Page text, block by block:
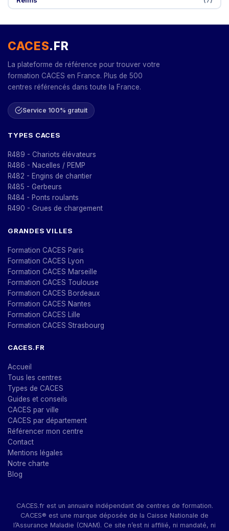
CACES.FR
La plateforme de référence pour trouver votre
formation CACES en France. Plus de 500
centres référencés dans toute la France.
Service 100% gratuit
TYPES CACES
R489 - Chariots élévateurs
R486 - Nacelles / PEMP
R482 - Engins de chantier
R485 - Gerbeurs
R484 - Ponts roulants
R490 - Grues de chargement
GRANDES VILLES
Formation CACES Paris
Formation CACES Lyon
Formation CACES Marseille
Formation CACES Toulouse
Formation CACES Bordeaux
Formation CACES Nantes
Formation CACES Lille
Formation CACES Strasbourg
CACES.FR
Accueil
Tous les centres
Types de CACES
Guides et conseils
CACES par ville
CACES par département
Référencer mon centre
Contact
Mentions légales
Notre charte
Blog
CACES.fr est un annuaire indépendant de centres de formation.
CACES® est une marque déposée de la Caisse Nationale de
l’Assurance Maladie (CNAM). Ce site n’est ni affilié, ni mandaté, ni